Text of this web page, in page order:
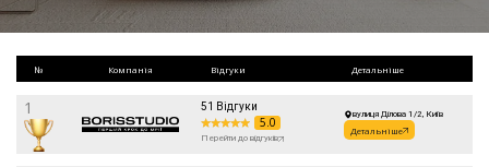
№ Компанія Відгуки Детальніше
1 51 Відгуки
5.0
Перейти до відгуків
вулиця Ділова 1/2, Київ
Детальніше